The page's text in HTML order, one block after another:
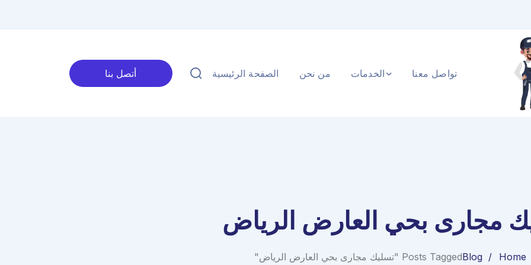
الصفحة الرئيسية من نحن الخدمات تواصل معنا أتصل بنا
مجارى بحي العارض الرياض
Home
BlogPosts Tagged "تسليك مجارى بحي العارض الرياض"